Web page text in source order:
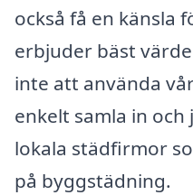
också få en känsla
erbjuder bäst
inte att använda
enkelt samla in
lokala städfirmor
på byggstädning.